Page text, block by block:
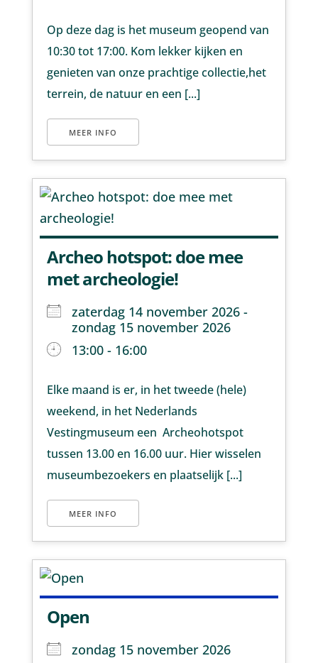
Op deze dag is het museum geopend van
10:30 tot 17:00. Kom lekker kijken en
genieten van onze prachtige collectie,het
terrein, de natuur en een [...]
MEER INFO
Archeo hotspot: doe mee
met archeologie!
zaterdag 14 november 2026 -
zondag 15 november 2026
13:00 - 16:00
Elke maand is er, in het tweede (hele)
weekend, in het Nederlands
Vestingmuseum een Archeohotspot
tussen 13.00 en 16.00 uur. Hier wisselen
museumbezoekers en plaatselijk [...]
MEER INFO
Open
zondag 15 november 2026